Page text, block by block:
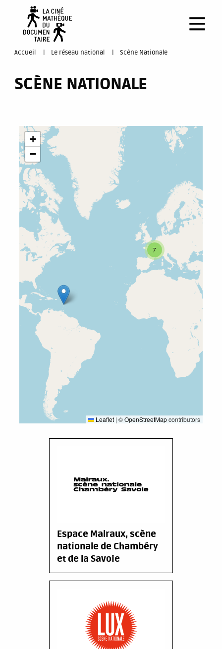
contenu
You
are
here
Accueil Le réseau national Scène Nationale
SCÈNE NATIONALE
7
+
−
Leaflet | ©OpenStreetMapcontributors
Espace Malraux, scène
nationale de Chambéry
et de la Savoie